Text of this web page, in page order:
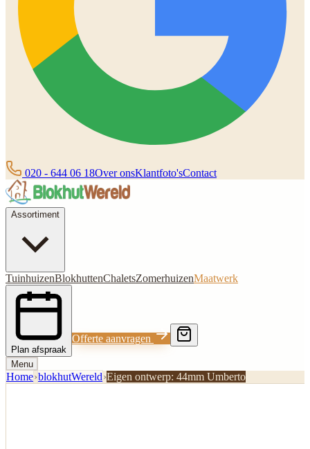
020 - 644 06 18Over onsKlantfoto'sContact
Assortiment
TuinhuizenBlokhuttenChaletsZomerhuizenMaatwerk
Plan afspraak
Offerte aanvragen
Menu
Home›blokhutWereld›Eigen ontwerp: 44mm Umberto